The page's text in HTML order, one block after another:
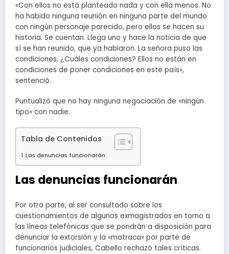
«Con ellos no está planteado nada y con ella menos. No
ha habido ninguna reunión en ninguna parte del mundo
con ningún personaje parecido, pero ellos se hacen su
historia. Se cuentan. Llega uno y hace la noticia de que
sí se han reunido, que ya hablaron. La señora puso las
condiciones. ¿Cuáles condiciones? Ellos no están en
condiciones de poner condiciones en este país»,
sentenció.
Puntualizó que no hay ninguna negociación de «ningún
tipo» con nadie.
Tabla de Contenidos
Las denuncias funcionarán
Las denuncias funcionarán
Por otra parte, al ser consultado sobre los
cuestionamientos de algunos exmagistrados en torno a
las líneas telefónicas que se pondrán a disposición para
denunciar la extorsión y la «matraca» por parte de
funcionarios judiciales, Cabello rechazó tales críticas.